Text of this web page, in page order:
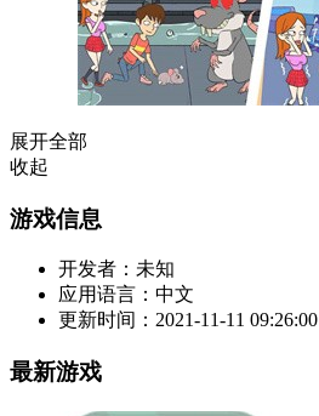
展开全部
收起
游戏信息
开发者： 未知
应用语言： 中文
更新时间： 2021-11-11 09:26:00
最新游戏